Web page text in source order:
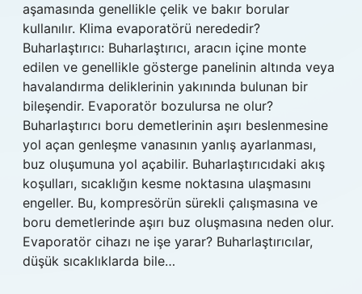
aşamasında genellikle çelik ve bakır borular
kullanılır. Klima evaporatörü nerededir?
Buharlaştırıcı: Buharlaştırıcı, aracın içine monte
edilen ve genellikle gösterge panelinin altında veya
havalandırma deliklerinin yakınında bulunan bir
bileşendir. Evaporatör bozulursa ne olur?
Buharlaştırıcı boru demetlerinin aşırı beslenmesine
yol açan genleşme vanasının yanlış ayarlanması,
buz oluşumuna yol açabilir. Buharlaştırıcıdaki akış
koşulları, sıcaklığın kesme noktasına ulaşmasını
engeller. Bu, kompresörün sürekli çalışmasına ve
boru demetlerinde aşırı buz oluşmasına neden olur.
Evaporatör cihazı ne işe yarar? Buharlaştırıcılar,
düşük sıcaklıklarda bile…